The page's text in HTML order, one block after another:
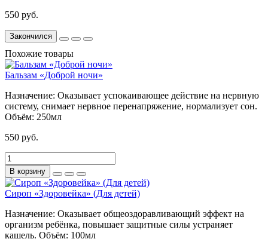
550 руб.
Закончился
Похожие товары
Бальзам «Доброй ночи»
Назначение: Оказывает успокаивающее действие на нервную
систему, снимает нервное перенапряжение, нормализует сон.
Объём: 250мл
550 руб.
В корзину
Сироп «Здоровейка» (Для детей)
Назначение: Оказывает общеоздоравливающий эффект на
организм ребёнка, повышает защитные силы устраняет
кашель. Объём: 100мл